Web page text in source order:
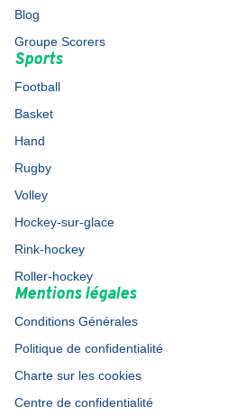
Blog
Groupe Scorers
Sports
Football
Basket
Hand
Rugby
Volley
Hockey-sur-glace
Rink-hockey
Roller-hockey
Mentions légales
Conditions Générales
Politique de confidentialité
Charte sur les cookies
Centre de confidentialité